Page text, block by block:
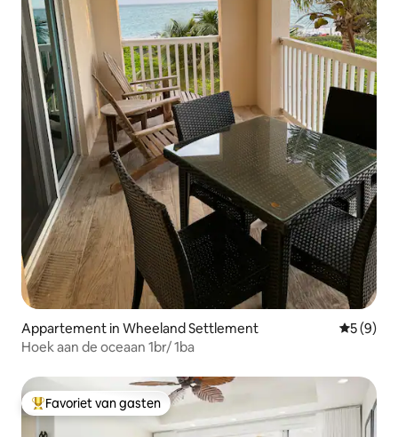
Appartement in Wheeland Settlement
5 (9)
Hoek aan de oceaan 1br/ 1ba
Topfavoriet van gasten
Favoriet van gasten